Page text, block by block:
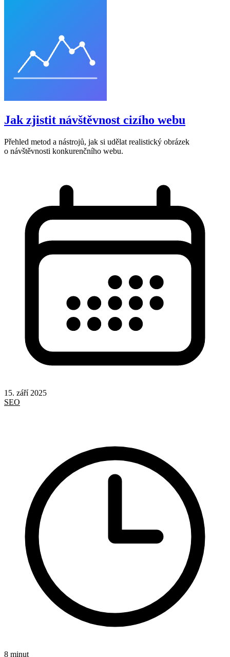
Jak zjistit návštěvnost cizího webu
Přehled metod a nástrojů, jak si udělat realistický obrázek
o návštěvnosti konkurenčního webu.
15. září 2025
SEO
8 minut